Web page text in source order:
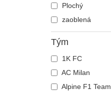
Plochý
zaoblená
Tým
1K FC
AC Milan
Alpine F1 Team